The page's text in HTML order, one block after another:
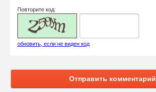
Повторите код:
обновить, если не виден код
Отправить комментарий